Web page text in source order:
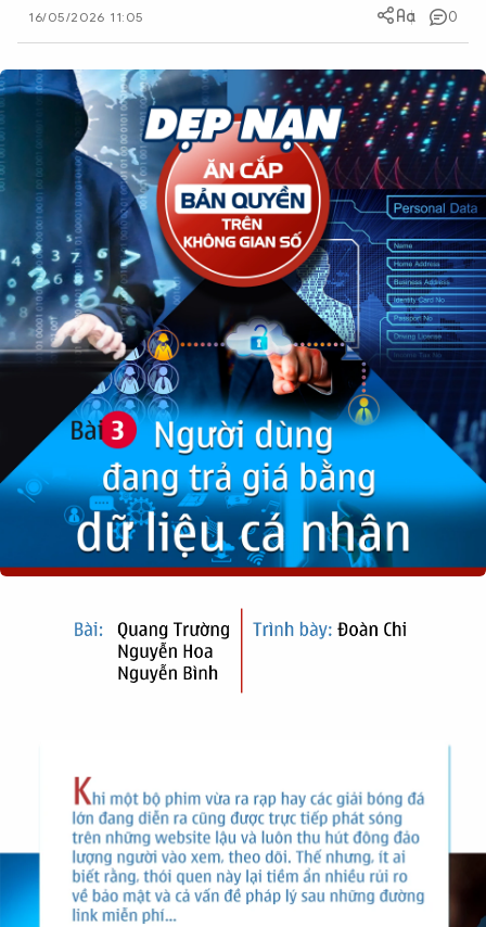
VĂN HÓA - THỂ THAO
BẠN ĐỌC & CAND
ĐA PHƯƠNG TIỆN
eMagazine
Podcast
Video Ảnh
Infographic
Chuyên trangAn ninh thế giớiVăn nghệ Công an
Chuyên đề
16/05/2026 11:05 0